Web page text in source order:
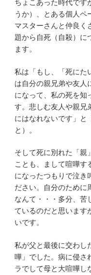
ちょこあった時代です
うか）、とある個人ペ
マスターさんと仲良く
題から自死（自殺）に
ます。
私は「もし、「死にた
は自分の親兄弟や友人
になって、私の死を知
す。悲しむ友人や親兄
にはなれないです」と
と）。
そして死に別れた「親
ことも、まして喧嘩す
になったつもりで泣き
ださい。自分のために
なんて・・・多分、苦
ているのだと思います
いです。
私が父と最後に交わし
嘩」でした。病に侵さ
ラでして母と大喧嘩し